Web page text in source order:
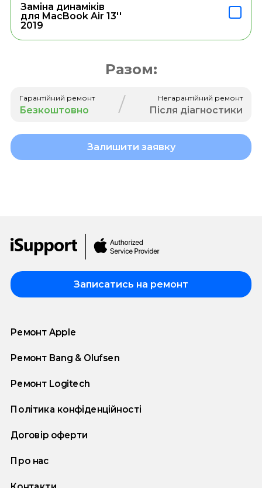
Заміна динаміків
для MacBook Air 13''
2019
Разом:
Гарантійний ремонт
Безкоштовно / Негарантійний ремонт
Після діагностики
Залишити заявку
Записатись на ремонт
Ремонт Apple
Ремонт Bang & Olufsen
Ремонт Logitech
Політика конфіденційності
Договір оферти
Про нас